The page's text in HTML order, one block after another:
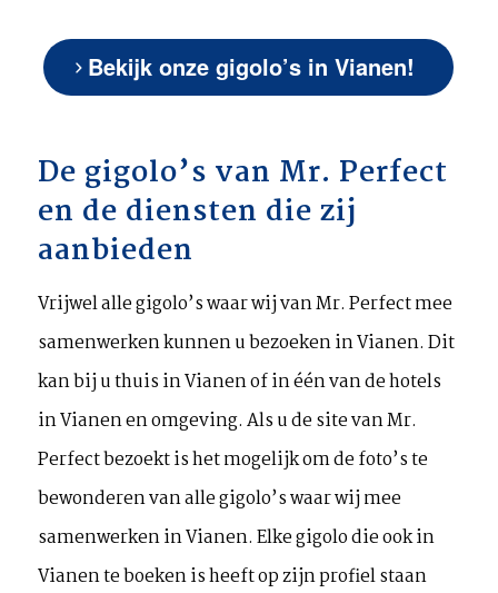
Bekijk onze gigolo’s in Vianen!
De gigolo’s van Mr. Perfect
en de diensten die zij
aanbieden
Vrijwel alle gigolo’s waar wij van Mr. Perfect mee
samenwerken kunnen u bezoeken in Vianen. Dit
kan bij u thuis in Vianen of in één van de hotels
in Vianen en omgeving. Als u de site van Mr.
Perfect bezoekt is het mogelijk om de foto’s te
bewonderen van alle gigolo’s waar wij mee
samenwerken in Vianen. Elke gigolo die ook in
Vianen te boeken is heeft op zijn profiel staan